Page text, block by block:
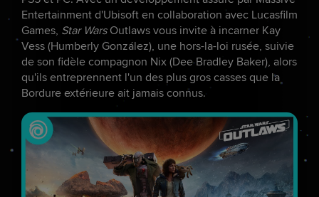
Entertainment d'Ubisoft en collaboration avec Lucasfilm
Games, Star WarsOutlaws vous invite à incarner Kay
Vess (Humberly González), une hors-la-loi rusée, suivie
de son fidèle compagnon Nix (Dee Bradley Baker), alors
qu'ils entreprennent l'un des plus gros casses que la
Bordure extérieure ait jamais connus.